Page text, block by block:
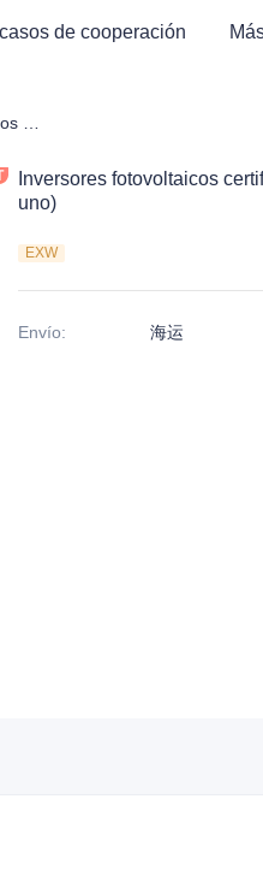
de cooperación
de Energía
Inversores fotovoltaicos
uno)
EXW
Envío: 海运